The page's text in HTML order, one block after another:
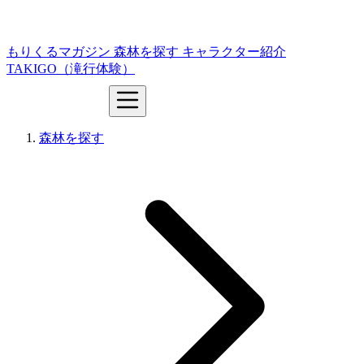
もりくるマガジン 森林を探す キャラクター紹介
TAKIGO（滝行体験）
森林を探す